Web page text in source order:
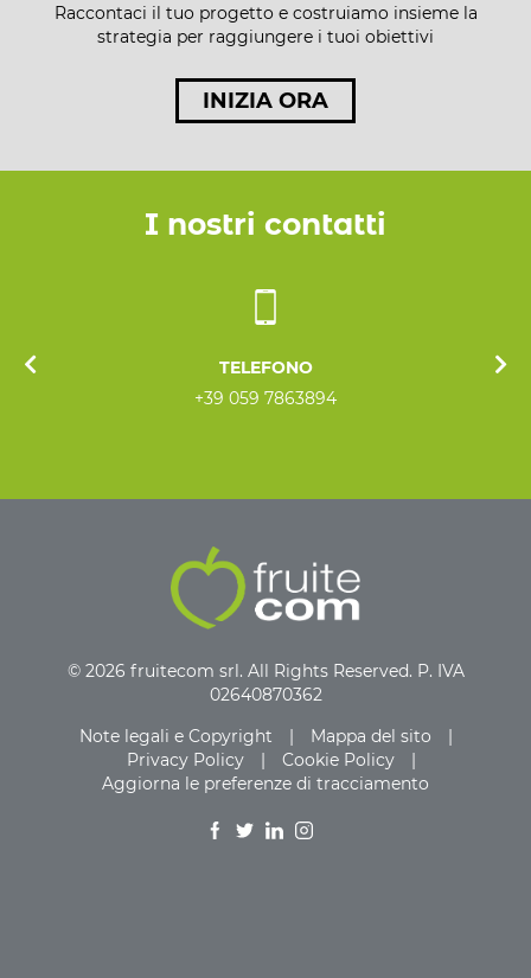
Raccontaci il tuo progetto e costruiamo insieme la
strategia per raggiungere i tuoi obiettivi
INIZIA ORA
I nostri contatti
TELEFONO
+39 059 7863894
© 2026 fruitecom srl. All Rights Reserved. P. IVA
02640870362
Note legali e Copyright
| Mappa del sito
|
Privacy Policy
| Cookie Policy
|
Aggiorna le preferenze di tracciamento